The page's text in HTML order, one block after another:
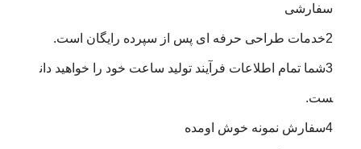
سفارشی
2خدمات طراحی حرفه ای پس از سپرده رایگان است.
3شما تمام اطلاعات فرآیند تولید ساعت خود را خواهید دان
ست.
4سفارش نمونه خوش اومده